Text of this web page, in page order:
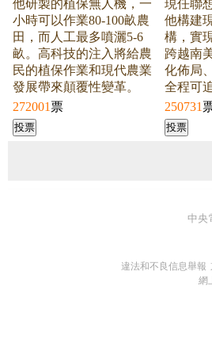
他研製的植保無人機，一
小時可以作業80-100畝農
田，而人工最多噴灑5-6
畝。高科技的注入將給農
民的植保作業和現代農業
發展帶來顛覆性變革。
272001 票
現任聯
他構建
構，實
跨越南
化佈局
全程可
250731
中央
違法和不良信息舉報
網